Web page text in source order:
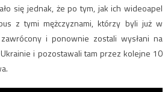
się jednak, że po tym, jak ich wideoapel
z tymi mężczyznami, którzy byli już w
i ponownie zostali wysłani na
i pozostawali tam przez kolejne 10